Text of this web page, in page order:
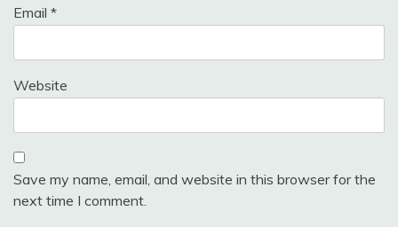
Email *
Website
Save my name, email, and website in this browser for the
next time I comment.